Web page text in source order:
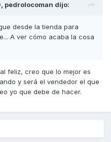
pedrolocoman dijo:
desde la tienda para
A ver cómo acaba la cosa
feliz, creo que lo mejor es
y será el vendedor el que
yo que debe de hacer.